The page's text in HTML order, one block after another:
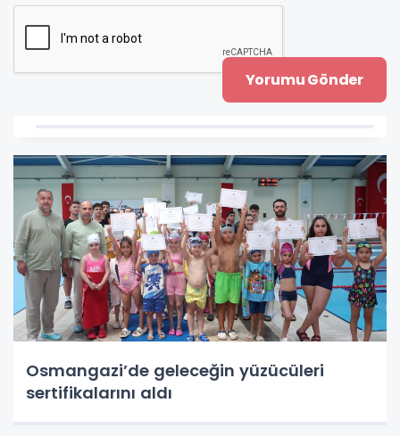
Osmangazi’de geleceğin yüzücüleri
sertifikalarını aldı